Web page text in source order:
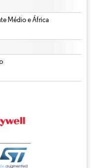
Médio e África
atribuição conforme CC BY 4.0.